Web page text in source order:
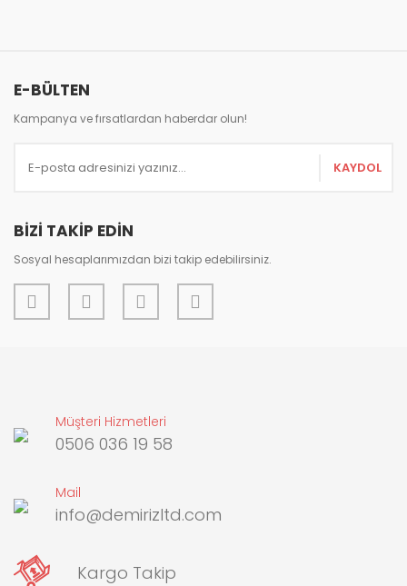
E-BÜLTEN
Kampanya ve fırsatlardan haberdar olun!
KAYDOL
BİZİ TAKİP EDİN
Sosyal hesaplarımızdan bizi takip edebilirsiniz.
Müşteri Hizmetleri
0506 036 19 58
Mail
info@demirizltd.com
Kargo Takip